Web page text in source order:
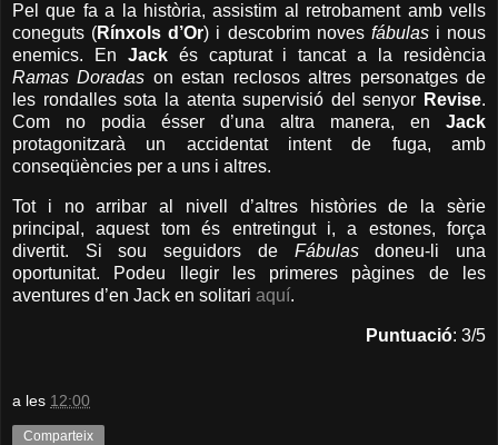
Pel que fa a la història, assistim al retrobament amb vells
coneguts (Rínxols d’Or) i descobrim noves fábulasi nous
enemics. En Jackés capturat i tancat a la residència
Ramas Doradas on estan reclosos altres personatges de
les rondalles sota la atenta supervisió del senyor Revise.
Com no podia ésser d’una altra manera, en Jack
protagonitzarà un accidentat intent de fuga, amb
conseqüències per a uns i altres.
Tot i no arribar al nivell d’altres històries de la sèrie
principal, aquest tom és entretingut i, a estones, força
divertit. Si sou seguidors de Fábulasdoneu-li una
oportunitat. Podeu llegir les primeres pàgines de les
aventures d’en Jack en solitari aquí.
Puntuació: 3/5
a les 12:00
Comparteix